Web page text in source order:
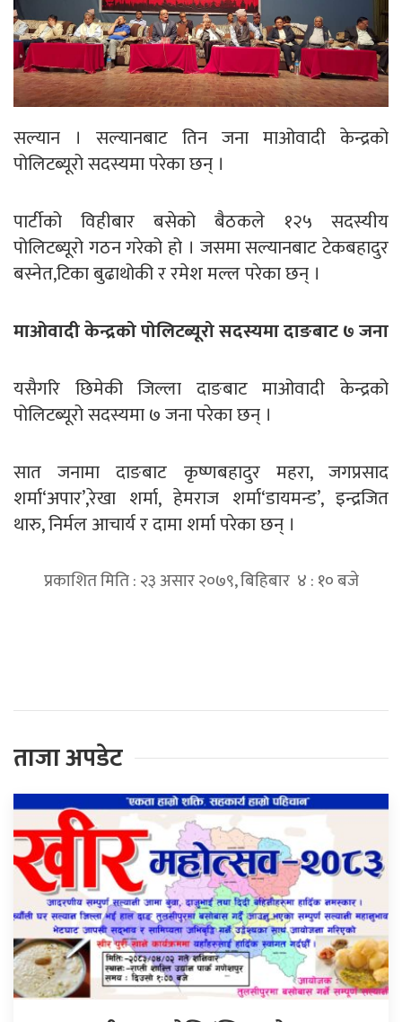
सल्यान । सल्यानबाट तिन जना माओवादी केन्द्रको
पोलिटब्यूरो सदस्यमा परेका छन् ।
पार्टीको विहीबार बसेको बैठकले १२५ सदस्यीय
पोलिटब्यूरो गठन गरेको हो । जसमा सल्यानबाट टेकबहादुर
बस्नेत,टिका बुढाथोकी र रमेश मल्ल परेका छन् ।
माओवादी केन्द्रको पोलिटब्यूरो सदस्यमा दाङबाट ७ जना
यसैगरि छिमेकी जिल्ला दाङबाट माओवादी केन्द्रको
पोलिटब्यूरो सदस्यमा ७ जना परेका छन् ।
सात जनामा दाङबाट कृष्णबहादुर महरा, जगप्रसाद
शर्मा‘अपार’,रेखा शर्मा, हेमराज शर्मा‘डायमन्ड’, इन्द्रजित
थारु, निर्मल आचार्य र दामा शर्मा परेका छन् ।
प्रकाशित मिति : २३ असार २०७९, बिहिबार ४ : १० बजे
ताजा अपडेट